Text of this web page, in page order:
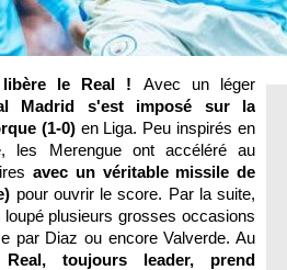
libère le Real ! Avec un léger
Madrid s'est imposé sur la
(1-0)en Liga. Peu inspirés en
les Merengue ont accéléré au
avec un véritable missile de
pour ouvrir le score. Par la suite,
plusieurs grosses occasions
par Diaz ou encore Valverde. Au
toujours leader, prend